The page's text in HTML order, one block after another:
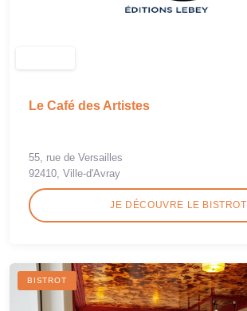
Le Café des Artistes
55, rue de Versailles
92410, Ville-d'Avray
JE DÉCOUVRE LE BISTROT
BISTROT